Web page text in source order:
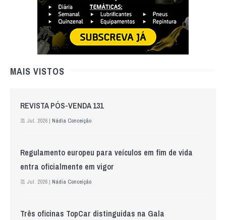
MAIS VISTOS
REVISTA PÓS-VENDA 131
31 Jul. 2026 | Nádia Conceição
Regulamento europeu para veículos em fim de vida
entra oficialmente em vigor
31 Jul. 2026 | Nádia Conceição
Três oficinas TopCar distinguidas na Gala